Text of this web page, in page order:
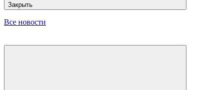
Закрыть
Все новости